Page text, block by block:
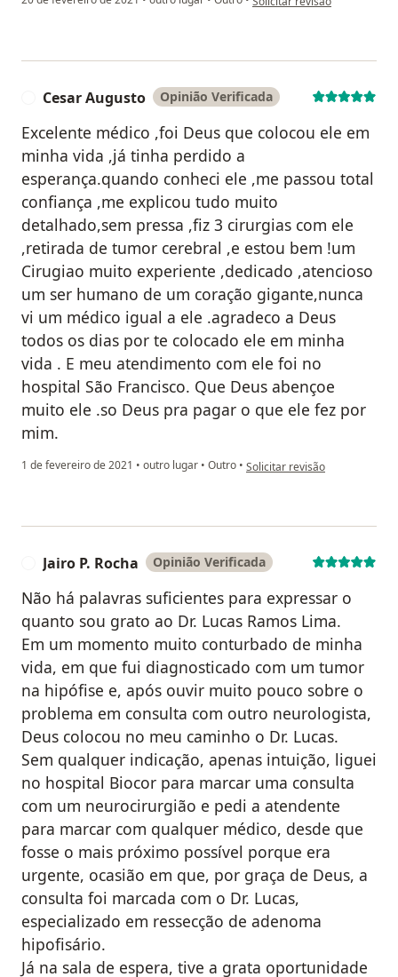
Cesar Augusto Opinião Verificada
Excelente médico ,foi Deus que colocou ele em
minha vida ,já tinha perdido a
esperança.quando conheci ele ,me passou total
confiança ,me explicou tudo muito
detalhado,sem pressa ,fiz 3 cirurgias com ele
,retirada de tumor cerebral ,e estou bem !um
Cirugiao muito experiente ,dedicado ,atencioso
um ser humano de um coração gigante,nunca
vi um médico igual a ele .agradeco a Deus
todos os dias por te colocado ele em minha
vida . E meu atendimento com ele foi no
hospital São Francisco. Que Deus abençoe
muito ele .so Deus pra pagar o que ele fez por
mim.
1 de fevereiro de 2021 • outro lugar • Outro • na opinião do utilizador Cesar
Solicitar revisão
Jairo P. Rocha Opinião Verificada
Não há palavras suficientes para expressar o
quanto sou grato ao Dr. Lucas Ramos Lima.
Em um momento muito conturbado de minha
vida, em que fui diagnosticado com um tumor
na hipófise e, após ouvir muito pouco sobre o
problema em consulta com outro neurologista,
Deus colocou no meu caminho o Dr. Lucas.
Sem qualquer indicação, apenas intuição, liguei
no hospital Biocor para marcar uma consulta
com um neurocirurgião e pedi a atendente
para marcar com qualquer médico, desde que
fosse o mais próximo possível porque era
urgente, ocasião em que, por graça de Deus, a
consulta foi marcada com o Dr. Lucas,
especializado em ressecção de adenoma
hipofisário.
Já na sala de espera, tive a grata oportunidade